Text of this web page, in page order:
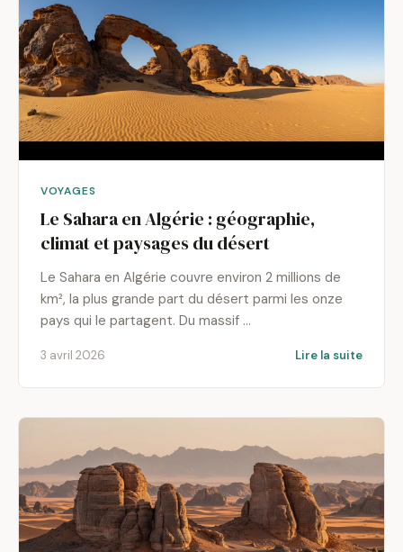
VOYAGES
Le Sahara en Algérie : géographie,
climat et paysages du désert
Le Sahara en Algérie couvre environ 2 millions de
km², la plus grande part du désert parmi les onze
pays qui le partagent. Du massif …
3 avril 2026 Lire la suite